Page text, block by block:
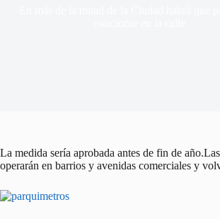
La medida sería aprobada antes de fin de
operarán en barrios y avenidas comerciales y